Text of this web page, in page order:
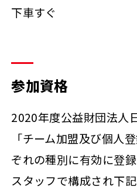
下車すぐ
参加資格
2020年度公益財団法人
「チーム加盟及び個人
ぞれの種別に有効に登
スタッフで構成され下